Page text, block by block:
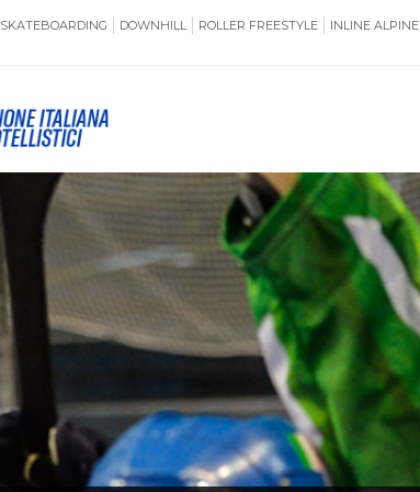
SKATEBOARDING DOWNHILL ROLLER FREESTYLE INLINE ALPINE
TERRITORIO
ASSICURAZIONE